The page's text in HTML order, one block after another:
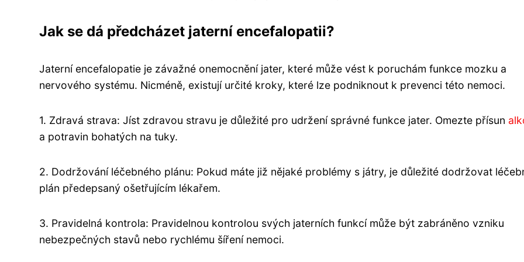
Jak se dá předcházet jaterní encefalopatii?
Jaterní encefalopatie je závažné onemocnění jater, které může vést k poruchám funkce mozku a
nervového systému. Nicméně, existují určité kroky, které lze podniknout k prevenci této nemoci.
1. Zdravá strava: Jíst zdravou stravu je důležité pro udržení správné funkce jater. Omezte přísun
a potravin bohatých na tuky.
2. Dodržování léčebného plánu: Pokud máte již nějaké problémy s játry, je důležité dodržovat
plán předepsaný ošetřujícím lékařem.
3. Pravidelná kontrola: Pravidelnou kontrolou svých jaterních funkcí může být zabráněno vzniku
nebezpečných stavů nebo rychlému šíření nemoci.